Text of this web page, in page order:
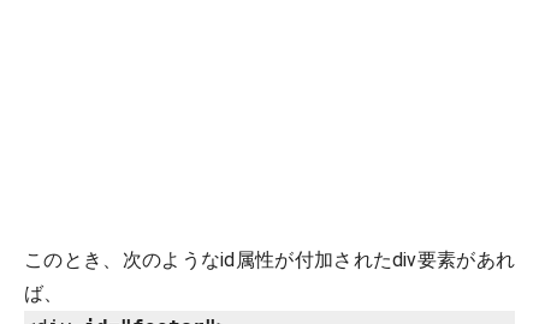
このとき、次のようなid属性が付加されたdiv要素があれ
ば、